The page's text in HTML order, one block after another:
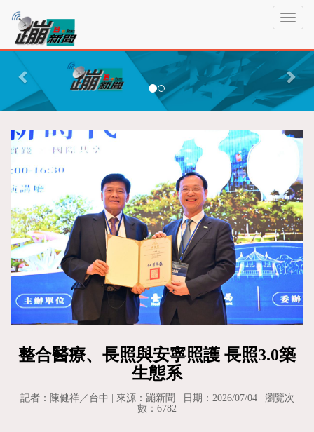
T
g
l
e
v
t
i
o
n
蹦
新
聞P
r
v
i
o
u
s
N
e
x
t
整合醫療、長照與安寧照護 長照3.0築
生態系
記者：陳健祥／台中 | 來源：蹦新聞 | 日期：2026/07/04 | 瀏覽次
數：6782